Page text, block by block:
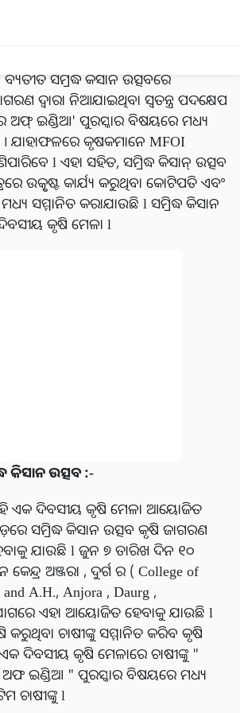
ଧାରଣା ମଧ୍ୟ ବାଣ୍ଟିପାରିବେ ଅନ୍ୟ
ବ୍ୟତୀତ ସମ୍ରିଦ୍ଧ କିସାନ ଉତ୍ସବରେ
ଦ୍ୱାରା ନିଆଯାଇଥିବା ସ୍ୱତନ୍ତ୍ର ପଦକ୍ଷେପ
ଅଫ୍ ଇଣ୍ଡିଆ' ପୁରସ୍କାର ବିଷୟରେ ମଧ୍ୟ
ଯାହାଫଳରେ କୃଷକମାନେ MFOI
l ଏହା ସହିତ, ସମ୍ରିଦ୍ଧ କିସାନ୍ ଉତ୍ସବ
ଉତ୍କୃଷ୍ଟ କାର୍ଯ୍ୟ କରୁଥିବା କୋଟିପତି ଏବଂ
ସମ୍ମାନିତ କରାଯାଉଛି l ସମ୍ରିଦ୍ଧ କିସାନ
କୃଷି ମେଳା l
କିସାନ ଉତ୍ସବ :-
ଏକ ଦିବସୀୟ କୃଷି ମେଳା ଆୟୋଜିତ
ସମ୍ରିଦ୍ଧ କିସାନ ଉତ୍ସବ କୃଷି ଜାଗରଣ
ଯାଉଛି l ଜୁନ ୭ ତାରିଖ ଦିନ ୧୦
ଅଞ୍ଜରା , ଦୁର୍ଗ ର ( College of
A.H., Anjora , Daurg ,
ଏହା ଆୟୋଜିତ ହେବାକୁ ଯାଉଛି l
କରୁଥିବା ଚାଷୀଙ୍କୁ ସମ୍ମାନିତ କରିବ କୃଷି
ଦିବସୀୟ କୃଷି ମେଳାରେ ଚାଷୀଙ୍କୁ "
ଇଣ୍ଡିଆ " ପୁରସ୍କାର ବିଷୟରେ ମଧ୍ୟ
ଚାଷୀଙ୍କୁ l